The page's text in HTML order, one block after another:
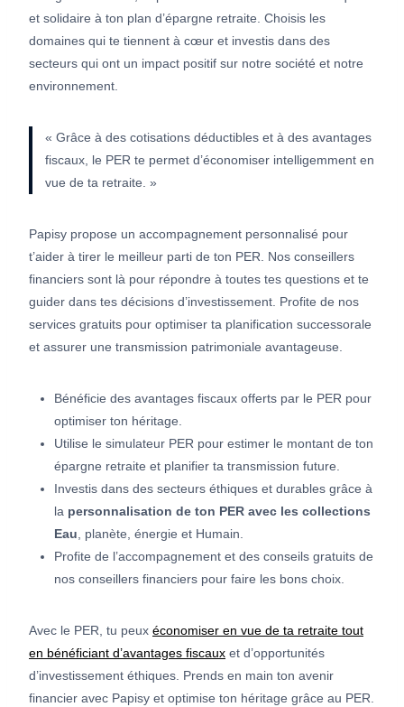
et solidaire à ton plan d’épargne retraite. Choisis les
domaines qui te tiennent à cœur et investis dans des
secteurs qui ont un impact positif sur notre société et notre
environnement.
« Grâce à des cotisations déductibles et à des avantages
fiscaux, le PER te permet d’économiser intelligemment en
vue de ta retraite. »
Papisy propose un accompagnement personnalisé pour
t’aider à tirer le meilleur parti de ton PER. Nos conseillers
financiers sont là pour répondre à toutes tes questions et te
guider dans tes décisions d’investissement. Profite de nos
services gratuits pour optimiser ta planification successorale
et assurer une transmission patrimoniale avantageuse.
Bénéficie des avantages fiscaux offerts par le PER pour
optimiser ton héritage.
Utilise le simulateur PER pour estimer le montant de ton
épargne retraite et planifier ta transmission future.
Investis dans des secteurs éthiques et durables grâce à
la personnalisation de ton PER avec les collections
Eau , planète, énergie et Humain.
Profite de l’accompagnement et des conseils gratuits de
nos conseillers financiers pour faire les bons choix.
Avec le PER, tu peux économiser en vue de ta retraite tout
en bénéficiant d’avantages fiscaux et d’opportunités
d’investissement éthiques. Prends en main ton avenir
financier avec Papisy et optimise ton héritage grâce au PER.